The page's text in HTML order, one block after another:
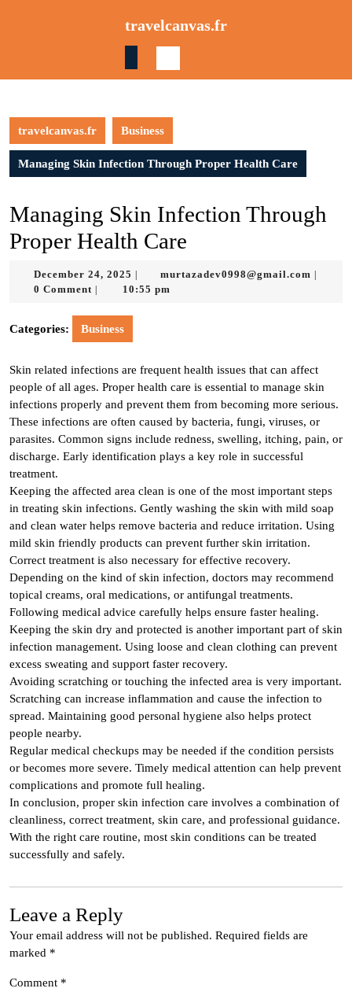
travelcanvas.fr
travelcanvas.fr Business
Managing Skin Infection Through Proper Health Care
Managing Skin Infection Through
Proper Health Care
December 24, 2025 December
24,
murtazadev0998@gmail.com
0 Comment 10:55 pm
Categories: Business
Skin related infections are frequent health issues that can affect
people of all ages. Proper health care is essential to manage skin
infections properly and prevent them from becoming more serious.
These infections are often caused by bacteria, fungi, viruses, or
parasites. Common signs include redness, swelling, itching, pain, or
discharge. Early identification plays a key role in successful
treatment.
Keeping the affected area clean is one of the most important steps
in treating skin infections. Gently washing the skin with mild soap
and clean water helps remove bacteria and reduce irritation. Using
mild skin friendly products can prevent further skin irritation.
Correct treatment is also necessary for effective recovery.
Depending on the kind of skin infection, doctors may recommend
topical creams, oral medications, or antifungal treatments.
Following medical advice carefully helps ensure faster healing.
Keeping the skin dry and protected is another important part of skin
infection management. Using loose and clean clothing can prevent
excess sweating and support faster recovery.
Avoiding scratching or touching the infected area is very important.
Scratching can increase inflammation and cause the infection to
spread. Maintaining good personal hygiene also helps protect
people nearby.
Regular medical checkups may be needed if the condition persists
or becomes more severe. Timely medical attention can help prevent
complications and promote full healing.
In conclusion, proper skin infection care involves a combination of
cleanliness, correct treatment, skin care, and professional guidance.
With the right care routine, most skin conditions can be treated
successfully and safely.
Leave a Reply
Your email address will not be published. Required fields are
marked *
Comment *